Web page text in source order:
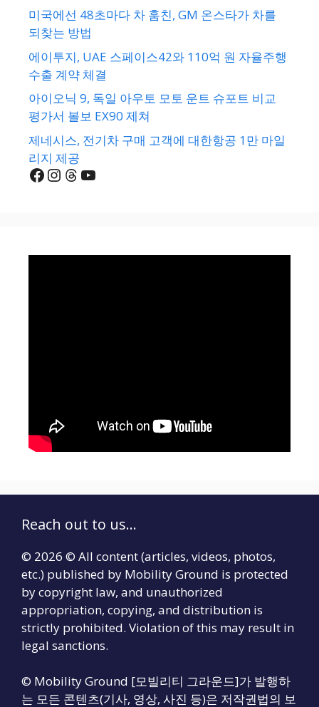
미국에선 48초마다 차 훔친, GM 온스타가 차를
되찾는 방법
에이투지, UAE 스페이스42와 110억 원 자율주행
수출 계약 체결
아이오닉 9, 독일 아우토 모토 운트 슈포트 비교
평가서 볼보 EX90 제쳐
제네시스, 전기차 구매 고객에 대한항공 1만 마일
리지 제공
Facebook
Instagram
Threads
YouTube
Reach out to us...
© 2026 © All content (articles, videos, photos,
etc.) published by Mobility Ground is protected
by copyright law, and unauthorized
appropriation, copying, and distribution is
strictly prohibited. Violation of this may result in
legal sanctions.
© Mobility Ground [모빌리티 그라운드]가 발행하
는 모든 콘텐츠(기사, 영상, 사진 등)은 저작권법의 보